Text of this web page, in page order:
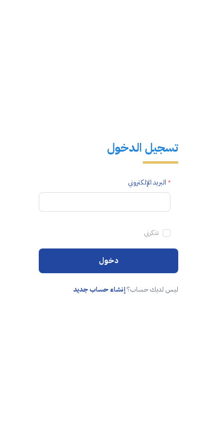
تسجيل الدخول
البريد الإلكتروني
تذكرني
دخول
ليس لديك حساب؟إنشاء حساب جديد